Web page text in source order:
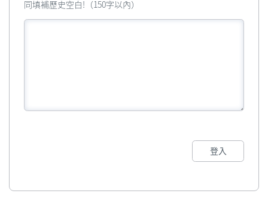
同填補歷史空白!（150字以內）
登入